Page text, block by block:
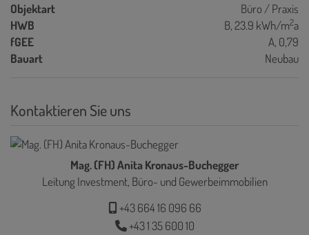
Objektart
Büro / Praxis
HWB
B, 23.9 kWh/m2a
fGEE
A, 0,79
Bauart
Neubau
Kontaktieren Sie uns
Mag. (FH) Anita Kronaus-Buchegger
Leitung Investment, Büro- und Gewerbeimmobilien
+43 664 16 096 66
+43 1 35 600 10